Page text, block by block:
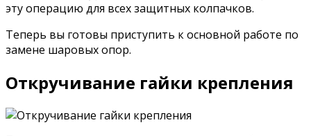
эту операцию для всех защитных колпачков.
Теперь вы готовы приступить к основной работе по
замене шаровых опор.
Откручивание гайки крепления